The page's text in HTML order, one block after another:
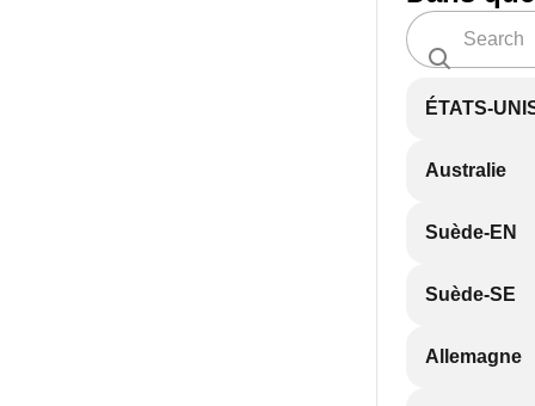
ÉTATS-
Australie
Suède-EN
Suède-SE
Allemagne